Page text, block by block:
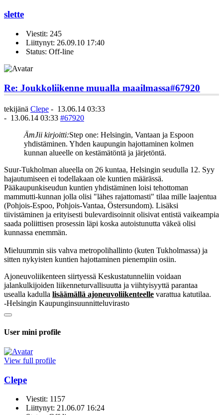
slette
Viestit: 245
Liittynyt: 26.09.10 17:40
Status: Off-line
Re: Joukkoliikenne muualla maailmassa#67920
tekijänä Clepe - 13.06.14 03:33
- 13.06.14 03:33 #67920
ÄmJii kirjoitti:Step one: Helsingin, Vantaan ja Espoon
yhdistäminen. Yhden kaupungin hajottaminen kolmen
kunnan alueelle on kestämätöntä ja järjetöntä.
Suur-Tukholman alueella on 26 kuntaa, Helsingin seudulla 12. Syy
hajautumiseen ei todellakaan ole kuntien määrässä.
Pääkaupunkiseudun kuntien yhdistäminen loisi tehottoman
mammutti-kunnan jolla olisi "lähes rajattomasti" tilaa mille laajentua
(Pohjois-Espoo, Pohjois-Vantaa, Östersundom). Lisäksi
tiivistäminen ja erityisesti bulevardisoinnit olisivat entistä vaikeampia
saada poliittisen prosessin läpi koska autoistunutta väkeä olisi
kunnassa enemmän.
Mieluummin siis vahva metropolihallinto (kuten Tukholmassa) ja
sitten nykyisten kuntien hajottaminen pienempiin osiin.
Ajoneuvoliikenteen siirtyessä Keskustatunneliin voidaan
jalankulkijoiden liikenneturvallisuutta ja viihtyisyyttä parantaa
usealla kadulla lisäämällä ajoneuvoliikenteelle varattua katutilaa.
-Helsingin Kaupunginsuunnitteluvirasto
User mini profile
View full profile
Clepe
Viestit: 1157
Liittynyt: 21.06.07 16:24